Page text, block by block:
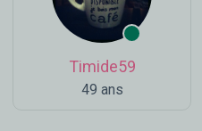
Timide59
49 ans